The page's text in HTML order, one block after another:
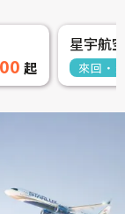
星宇航
來回‧